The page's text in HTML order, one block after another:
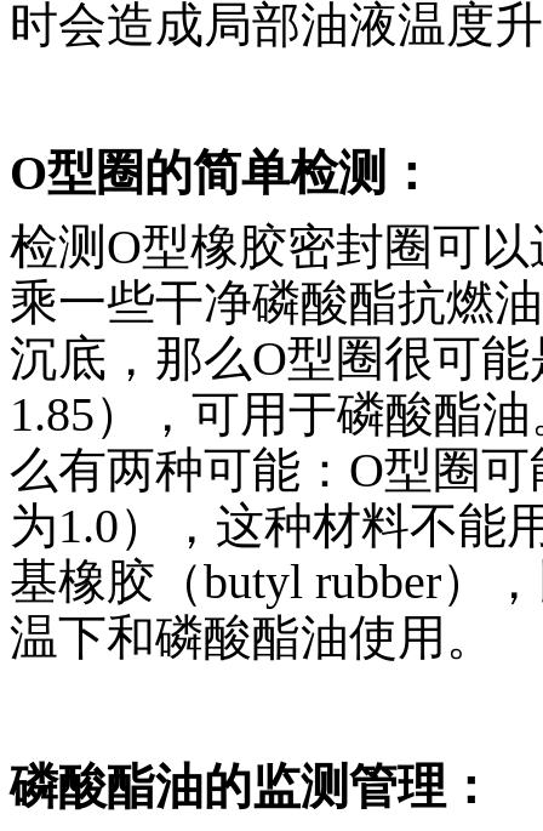
时会造成局部油液温度
O型圈的简单检测：
检测 O型橡胶密封圈可
乘一些干净磷酸酯抗燃
沉底，那么O型圈很可
1.85），可用于磷酸酯
么有两种可能： O型圈可
为1.0），这种材料不能
基橡胶（butyl rubber）
温下和磷酸酯油使用。
磷酸酯油的监测管理：